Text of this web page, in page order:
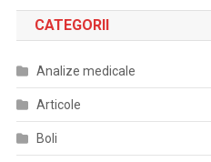
CATEGORII
Analize medicale
Articole
Boli